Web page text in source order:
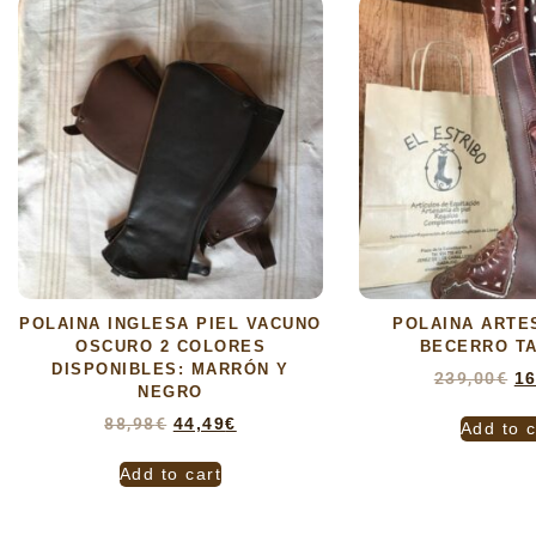
POLAINA INGLESA PIEL VACUNO
OSCURO 2 COLORES
DISPONIBLES: MARRÓN Y
NEGRO
88,98€ 44,49€
Add to cart
POLAINA
BECERRO
239,00€
Add to